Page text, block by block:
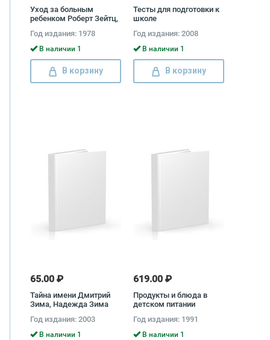
Уход за больным
ребенком Роберт Зейтц,
Год издания: 1978
В наличии 1
В корзину
Тесты для подготовки к
школе
Год издания: 2008
В наличии 1
В корзину
65.00 ₽
Тайна имени Дмитрий
Зима, Надежда Зима
Год издания: 2003
В наличии 1
619.00 ₽
Продукты и блюда в
детском питании
Дружинина
Год издания: 1991
В наличии 1